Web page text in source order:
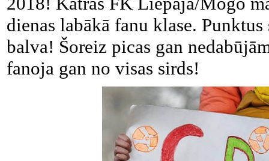
dienas labākā fanu klase.
balva! Šoreiz picas gan
fanoja gan no visas sirds!